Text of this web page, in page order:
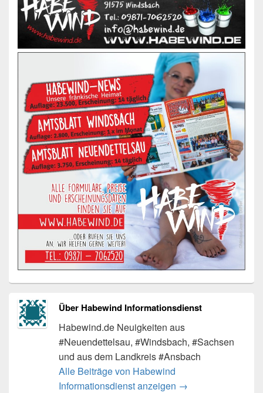
Über Habewind Informationsdienst
Habewind.de Neuigkeiten aus
#Neuendettelsau, #Windsbach, #Sachsen
und aus dem Landkreis #Ansbach
Alle Beiträge von Habewind
Informationsdienst anzeigen →